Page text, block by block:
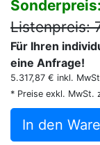
Listenpreis:
Für Ihren
eine Anfrage!
5.317,87 € inkl.
* Preise exkl. MwSt.
In den